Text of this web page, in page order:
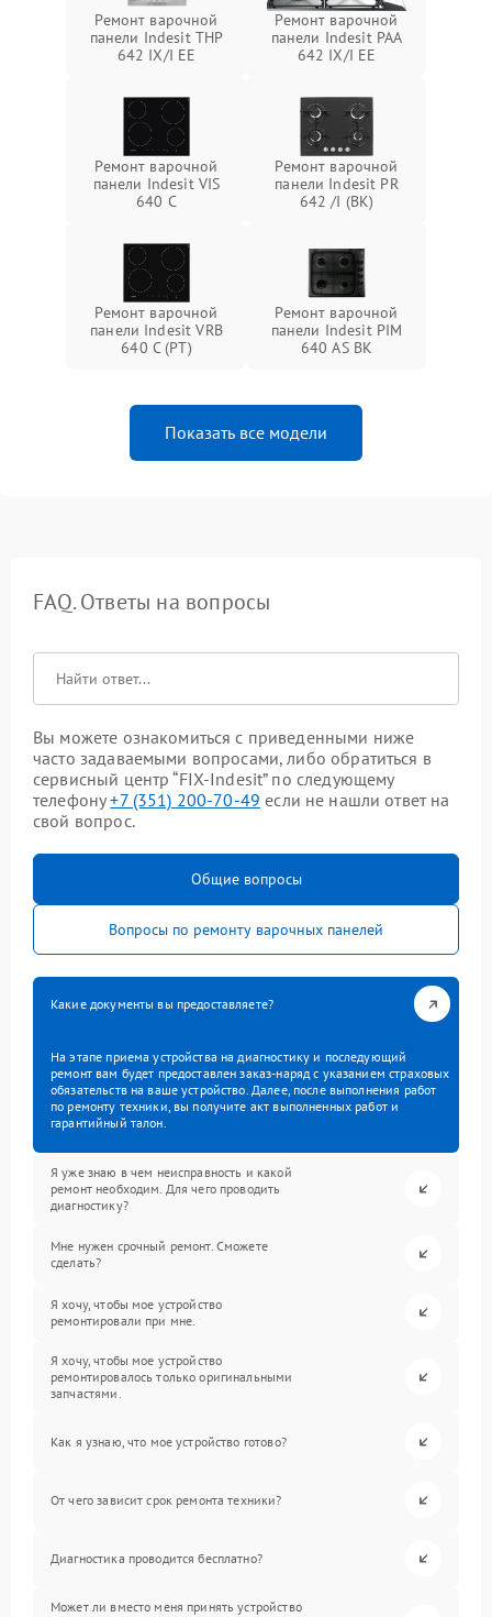
Ремонт варочной
панели Indesit THP
642 IX/I EE
Ремонт варочной
панели Indesit PAA
642 IX/I EE
Ремонт варочной
панели Indesit VIS
640 C
Ремонт варочной
панели Indesit PR
642 /I (BK)
Ремонт варочной
панели Indesit VRB
640 C (PT)
Ремонт варочной
панели Indesit PIM
640 AS BK
Показать все модели
FAQ. Ответы на вопросы
Вы можете ознакомиться с приведенными ниже
часто задаваемыми вопросами, либо обратиться в
сервисный центр “FIX-Indesit” по следующему
телефону+7 (351) 200-70-49 если не нашли ответ на
свой вопрос.
Общие вопросы
Вопросы по ремонту варочных панелей
Какие документы вы предоставляете?
На этапе приема устройства на диагностику и последующий
ремонт вам будет предоставлен заказ-наряд с указанием страховых
обязательств на ваше устройство. Далее, после выполнения работ
по ремонту техники, вы получите акт выполненных работ и
гарантийный талон.
Я уже знаю в чем неисправность и какой
ремонт необходим. Для чего проводить
диагностику?
Мне нужен срочный ремонт. Сможете
сделать?
Я хочу, чтобы мое устройство
ремонтировали при мне.
Я хочу, чтобы мое устройство
ремонтировалось только оригинальными
запчастями.
Как я узнаю, что мое устройство готово?
От чего зависит срок ремонта техники?
Диагностика проводится бесплатно?
Может ли вместо меня принять устройство